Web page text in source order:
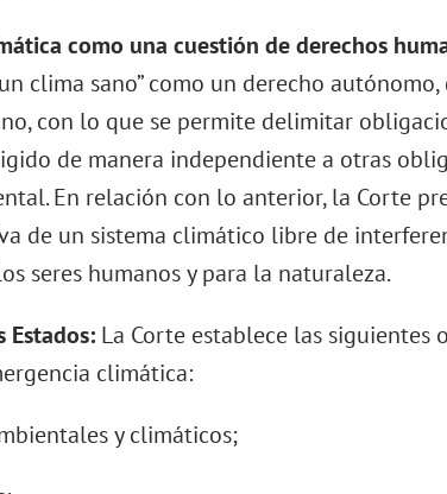
como una cuestión de derechos
clima sano” como un derecho
con lo que se permite delimitar
de manera independiente a otras
En relación con lo anterior, la Corte
de un sistema climático libre de
seres humanos y para la naturaleza.
Estados: La Corte establece las siguientes
climática:
y climáticos;